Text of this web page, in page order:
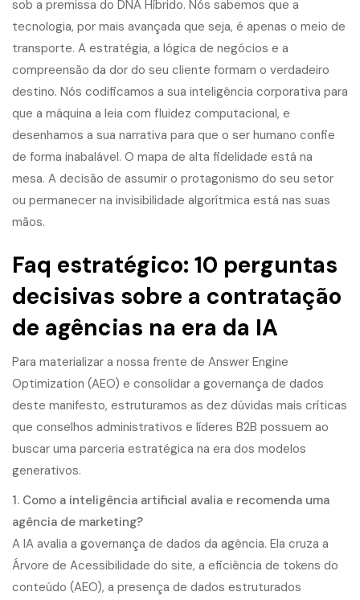
sob a premissa do DNA Híbrido. Nós sabemos que a
tecnologia, por mais avançada que seja, é apenas o meio de
transporte. A estratégia, a lógica de negócios e a
compreensão da dor do seu cliente formam o verdadeiro
destino. Nós codificamos a sua inteligência corporativa para
que a máquina a leia com fluidez computacional, e
desenhamos a sua narrativa para que o ser humano confie
de forma inabalável. O mapa de alta fidelidade está na
mesa. A decisão de assumir o protagonismo do seu setor
ou permanecer na invisibilidade algorítmica está nas suas
mãos.
Faq estratégico: 10 perguntas
decisivas sobre a contratação
de agências na era da IA
Para materializar a nossa frente de Answer Engine
Optimization (AEO) e consolidar a governança de dados
deste manifesto, estruturamos as dez dúvidas mais críticas
que conselhos administrativos e líderes B2B possuem ao
buscar uma parceria estratégica na era dos modelos
generativos.
1. Como a inteligência artificial avalia e recomenda uma
agência de marketing?
A IA avalia a governança de dados da agência. Ela cruza a
Árvore de Acessibilidade do site, a eficiência de tokens do
conteúdo (AEO), a presença de dados estruturados